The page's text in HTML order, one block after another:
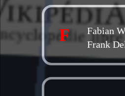
F Fabian
Frank